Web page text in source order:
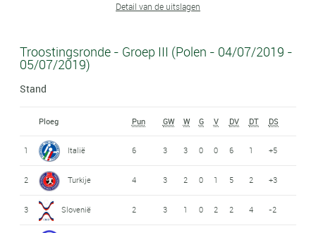
Detail van de uitslagen
Troostingsronde - Groep III (Polen - 04/07/2019 -
05/07/2019)
Stand
Ploeg Pun GW W G V DV DT DS
1 Italië 6 3 3 0 0 6 1 +5
2 Turkije 4 3 2 0 1 5 2 +3
3 Slovenië 2 3 1 0 2 2 4 -2